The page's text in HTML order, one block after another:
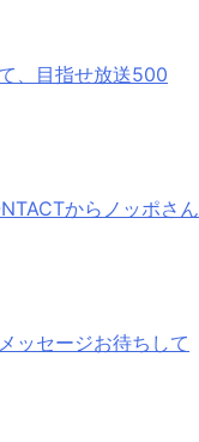
、目指せ放送500
からノッポさん
ッセージお待ちして